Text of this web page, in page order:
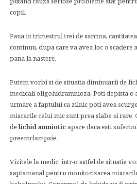
copil.
Pana in trimestrul trei de sarcina,
continuu, dupa care va avea loc o scadere
pana la nastere.
Putem vorbi si de situatia diminuarii de
medicali oligohidramnioza. Poti depista o
urmare a faptului ca zilnic poti avea
miscarile celui mic sunt prea slabe si rare.
de lichid amniotic apare daca esti
preemclampsie.
Vizitele la medic, intr-o astfel de situatie
saptamanal pentru monitorizarea